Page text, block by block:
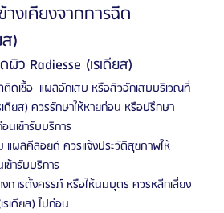
งเคียงจากการฉีด
)
ผิว Radiesse (เรเดียส)
ดเชื้อ  แผลอักเสบ หรือสิวอักเสบบริเวณที่
เดียส) ควรรักษาให้หายก่อน หรือปรึกษา
นเข้ารับบริการ
แผลคีลอยด์ ควรแจ้งประวัติสุขภาพให้
ข้ารับบริการ
งการตั้งครรภ์ หรือให้นมบุตร ควรหลีกเลี่ยง
รเดียส) ไปก่อน